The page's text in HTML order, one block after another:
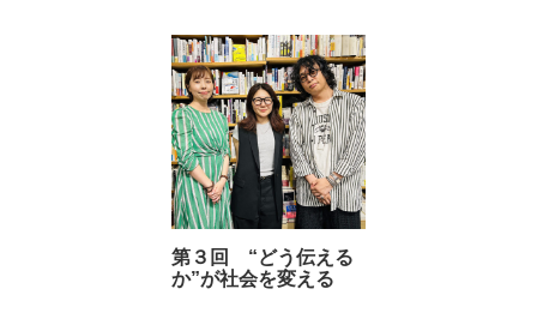
第３回 “どう伝える
か”が社会を変える